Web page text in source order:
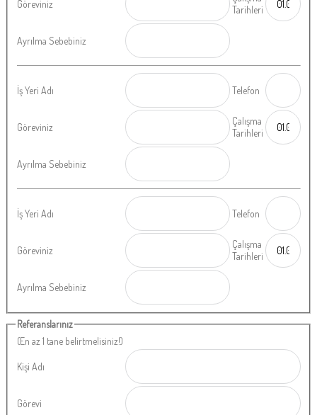
Göreviniz
Tarihleri
Ayrılma Sebebiniz
İş Yeri Adı Telefon
Göreviniz
Çalışma
Tarihleri
Ayrılma Sebebiniz
İş Yeri Adı Telefon
Göreviniz
Çalışma
Tarihleri
Ayrılma Sebebiniz
Referanslarınız
(En az 1 tane belirtmelisiniz!)
Kişi Adı
Görevi